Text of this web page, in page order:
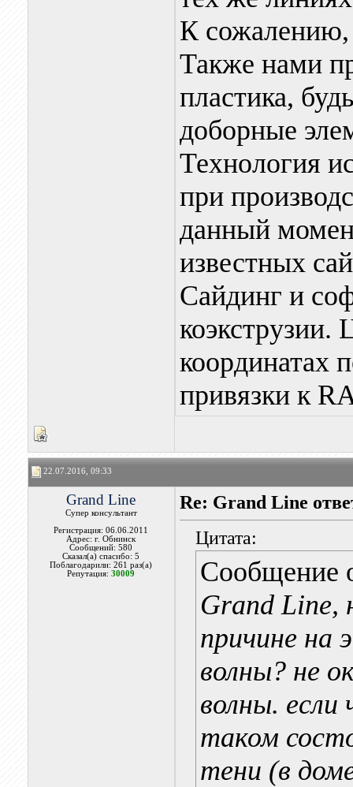
К сожалению,
Также нами
пластика,
доборные
Технология
при
данный
известных
Сайдинг и
коэкструзии.
координатах
привязки к
22.07.2016, 09:33
Grand Line
Супер консультант
Регистрация: 06.06.2011
Адрес: г. Обнинск
Сообщений: 580
Сказал(а) спасибо: 5
Поблагодарили: 261 раз(а)
Репутация:30009
Re: Grand Line
Цитата:
Сообщение
Grand Line,
причине на
волны? не
волны. если
таком
тени (в